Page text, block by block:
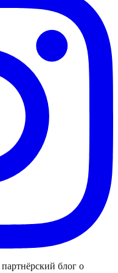
партнёрский блог о